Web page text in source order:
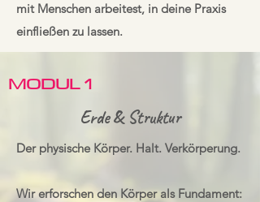
mit Menschen arbeitest, in deine Praxis
einfließen zu lassen.
MODUL 1
Erde & Struktur
Der physische Körper. Halt. Verkörperung.
Wir erforschen den Körper als Fundament: